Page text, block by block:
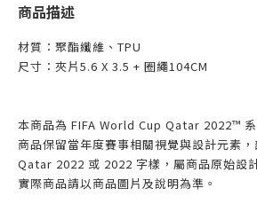
商品描述
材質：聚酯纖維、TPU
尺寸：夾片5.6 X 3.5 + 圈繩104CM
本商品為 FIFA World Cup Qatar 2022™ 系
商品保留當年度賽事相關視覺與設計元素
Qatar 2022 或 2022 字樣，屬商品原始設
實際商品請以商品圖片及說明為準。